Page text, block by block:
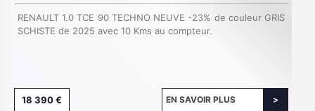
RENAULT 1.0 TCE 90 TECHNO NEUVE -23% de couleur GRIS
SCHISTE de 2025 avec 10 Kms au compteur.
18 390 € EN SAVOIR PLUS